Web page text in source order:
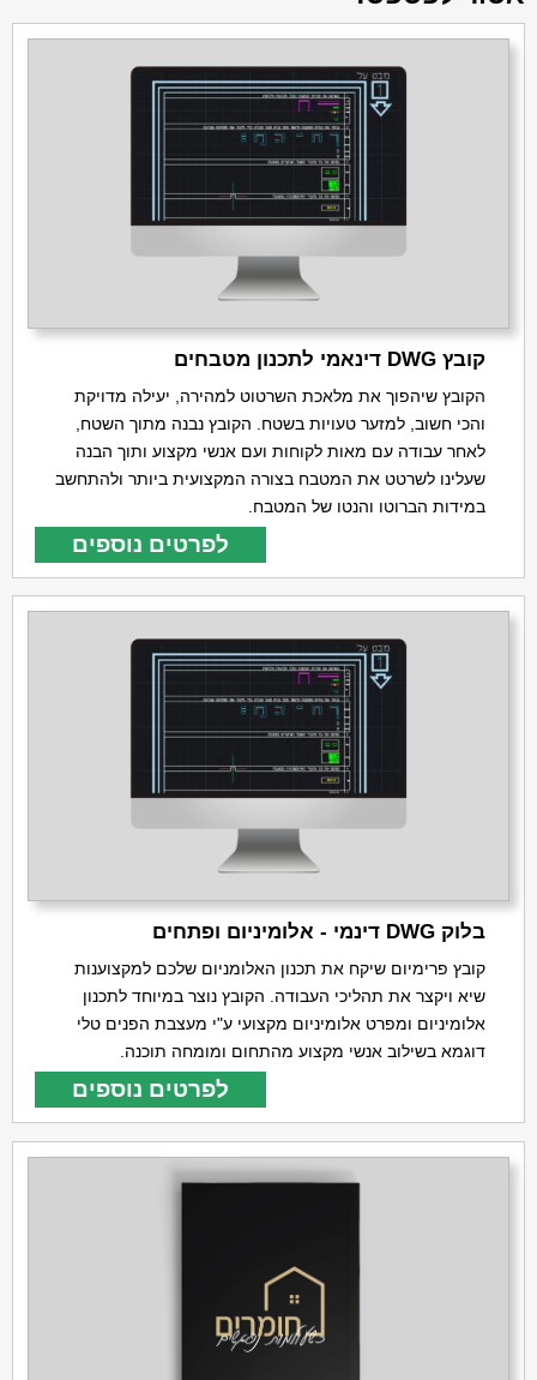
קובץ DWG דינאמי לתכנון מטבחים
הקובץ שיהפוך את מלאכת השרטוט למהירה, יעילה מדויקת
והכי חשוב, למזער טעויות בשטח. הקובץ נבנה מתוך השטח,
לאחר עבודה עם מאות לקוחות ועם אנשי מקצוע ותוך הבנה
שעלינו לשרטט את המטבח בצורה המקצועית ביותר ולהתחשב
במידות הברוטו והנטו של המטבח.
לפרטים נוספים
בלוק DWG דינמי - אלומיניום ופתחים
קובץ פרימיום שיקח את תכנון האלומניום שלכם למקצוענות
שיא ויקצר את תהליכי העבודה. הקובץ נוצר במיוחד לתכנון
אלומיניום ומפרט אלומיניום מקצועי ע"י מעצבת הפנים טלי
דוגמא בשילוב אנשי מקצוע מהתחום ומומחה תוכנה.
לפרטים נוספים